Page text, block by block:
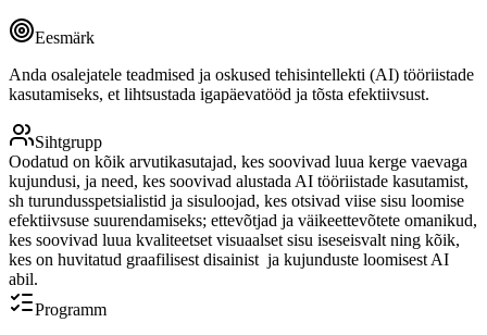
Eesmärk
Anda osalejatele teadmised ja oskused tehisintellekti (AI) tööriistade
kasutamiseks, et lihtsustada igapäevatööd ja tõsta efektiivsust.
Sihtgrupp
Oodatud on kõik arvutikasutajad, kes soovivad luua kerge vaevaga
kujundusi, ja need, kes soovivad alustada AI tööriistade kasutamist,
sh turundusspetsialistid ja sisuloojad, kes otsivad viise sisu loomise
efektiivsuse suurendamiseks; ettevõtjad ja väikeettevõtete omanikud,
kes soovivad luua kvaliteetset visuaalset sisu iseseisvalt ning kõik,
kes on huvitatud graafilisest disainist ja kujunduste loomisest AI
abil.
Programm